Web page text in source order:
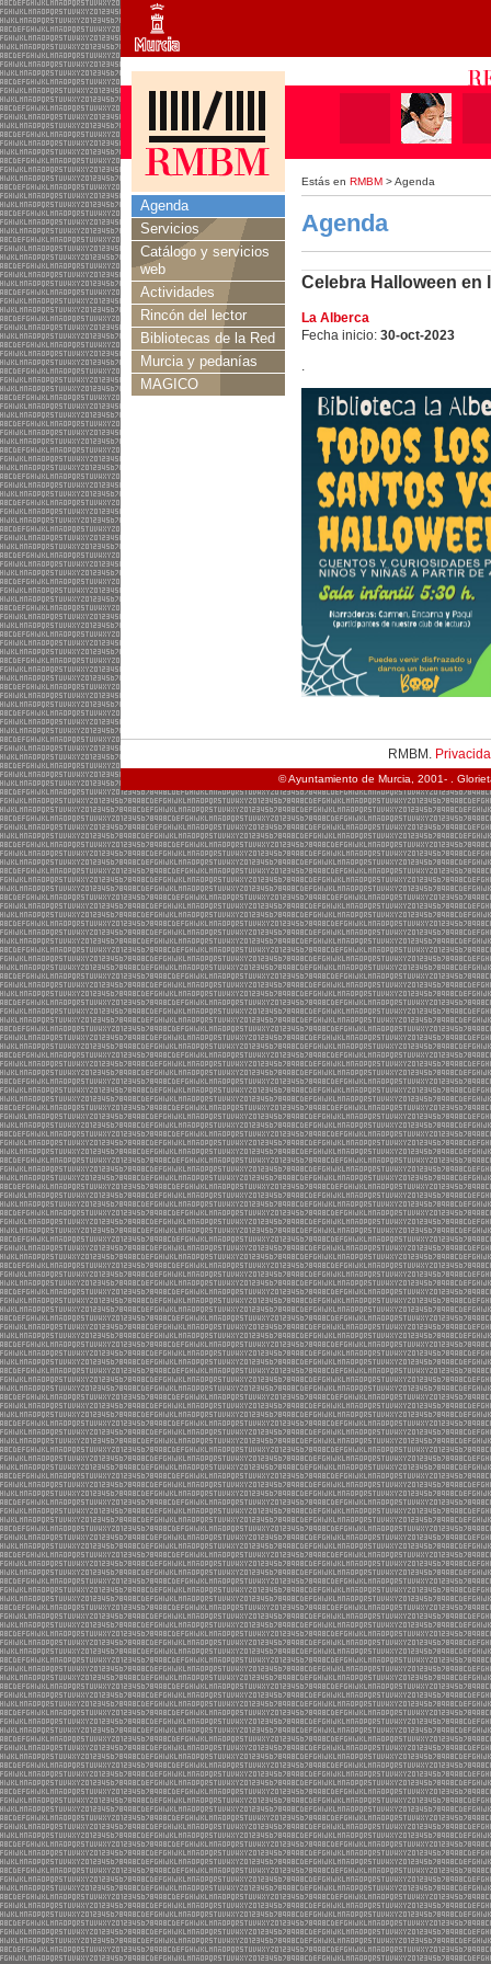
Estás en RMBM > Agenda
Agenda
Servicios
Catálogo y servicios
web
Actividades
Rincón del lector
Bibliotecas de la Red
Murcia y pedanías
MAGICO
Agenda
Celebra Halloween en
La Alberca
Fecha inicio: 30-oct-2023
RMBM.
© Ayuntamiento de Murcia, 2001- .